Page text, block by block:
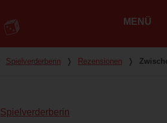
MENÜ
Spielverderberin ❭ Rezensionen ❭
Spielverderberin